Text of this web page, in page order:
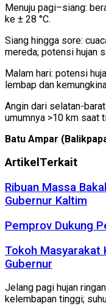
Menuju pagi–siang:
ke ± 28 °C.
Siang hingga sore:
mereda; potensi hujan
Malam hari: potensi
lembap dan
Angin dari selatan-
umumnya >10 km saat
Batu Ampar
Artikel Terkait
Ribuan Massa
Gubernur Kaltim
Pemprov Dukung
Tokoh Masyarakat
Gubernur
Jelang pagi hujan
kelembapan tinggi;